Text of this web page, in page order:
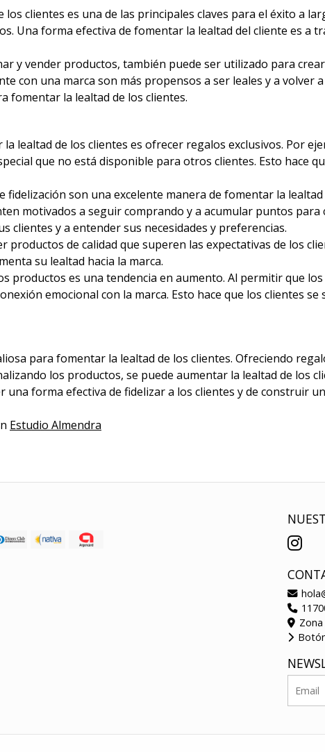
clientes es una de las principales claves para el éxito a
Una forma efectiva de fomentar la lealtad del cliente es a
y vender productos, también puede ser utilizado para
con una marca son más propensos a ser leales y a volver
fomentar la lealtad de los clientes.
lealtad de los clientes es ofrecer regalos exclusivos. Por
que no está disponible para otros clientes. Esto hace
fidelización son una excelente manera de fomentar la
motivados a seguir comprando y a acumular puntos
clientes y a entender sus necesidades y preferencias.
productos de calidad que superen las expectativas de los
su lealtad hacia la marca.
productos es una tendencia en aumento. Al permitir que
emocional con la marca. Esto hace que los clientes
para fomentar la lealtad de los clientes. Ofreciendo
los productos, se puede aumentar la lealtad de los
forma efectiva de fidelizar a los clientes y de construir
Estudio Almendra